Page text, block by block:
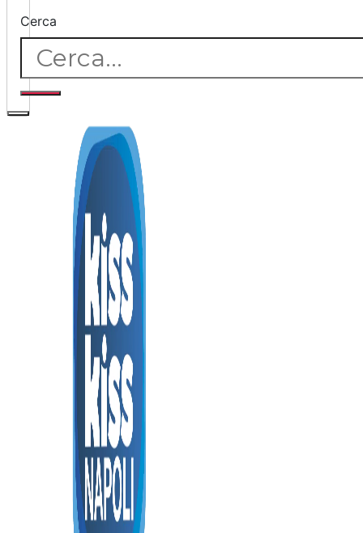
Cerca